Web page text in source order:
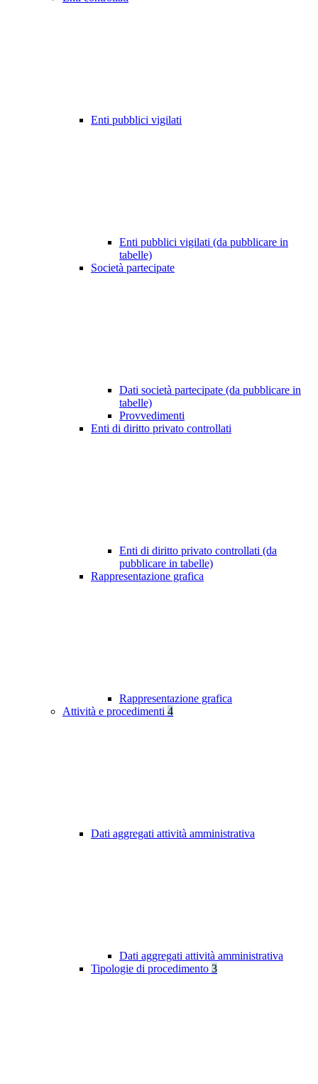
Enti pubblici vigilati
Enti pubblici vigilati (da pubblicare in
tabelle)
Società partecipate
Dati società partecipate (da pubblicare in
tabelle)
Provvedimenti
Enti di diritto privato controllati
Enti di diritto privato controllati (da
pubblicare in tabelle)
Rappresentazione grafica
Rappresentazione grafica
Attività e procedimenti 4
Dati aggregati attività amministrativa
Dati aggregati attività amministrativa
Tipologie di procedimento 3